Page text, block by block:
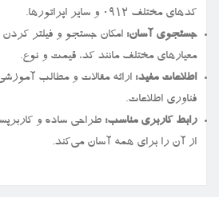
کدهای مختلف ۰۹۱۲ و سایر اپراتورها.
جستجوی آسان: امکان جستجو و فیلتر
معیارهای مختلف مانند کد، قیمت و نوع.
اطلاعات مفید: ارائه مقالات و مطالب
فناوری اطلاعات.
رابط کاربری مناسب: طراحی ساده و
از آن را برای همه آسان می‌کند.